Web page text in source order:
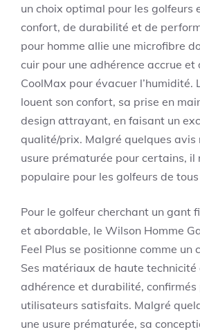
un choix optimal pour les golfeurs
confort, de durabilité et de
pour homme allie une microfibre
cuir pour une adhérence accrue et
CoolMax pour évacuer l’humidité.
louent son confort, sa prise en
design attrayant, en faisant un
qualité/prix. Malgré quelques avis
usure prématurée pour certains, il
populaire pour les golfeurs de
Pour le golfeur cherchant un gant
et abordable, le Wilson Homme
Feel Plus se positionne comme un
Ses matériaux de haute
adhérence et durabilité, confirmés
utilisateurs satisfaits. Malgré
une usure prématurée, sa